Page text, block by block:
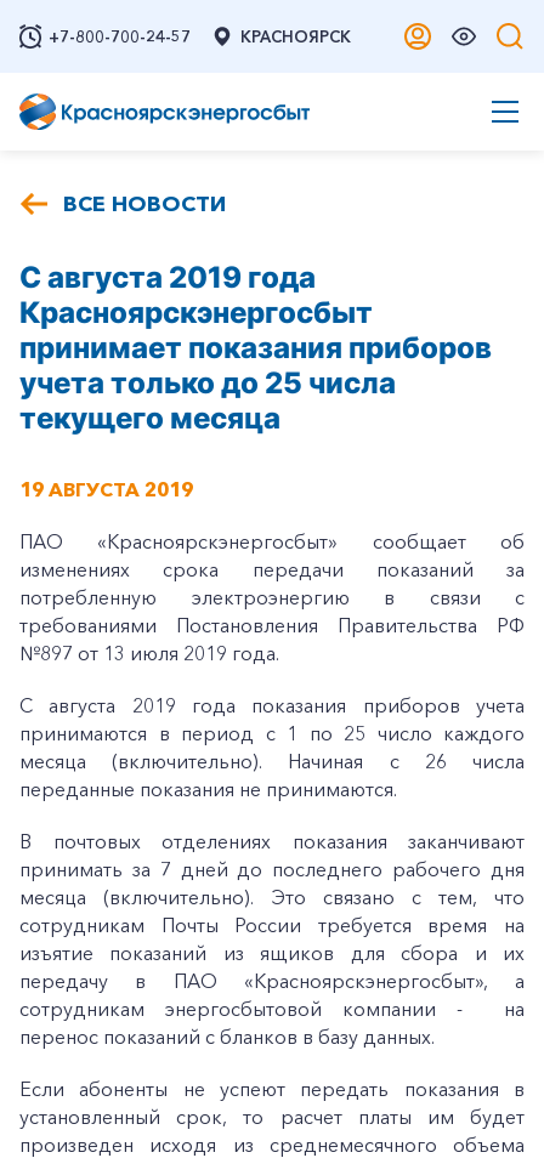
+7-800-700-24-57 КРАСНОЯРСК
ВСЕ НОВОСТИ
С августа 2019 года
Красноярскэнергосбыт
принимает показания приборов
учета только до 25 числа
текущего месяца
19 АВГУСТА 2019
ПАО «Красноярскэнергосбыт» сообщает об
изменениях срока передачи показаний за
потребленную электроэнергию в связи с
требованиями Постановления Правительства РФ
№897 от 13 июля 2019 года.
С августа 2019 года показания приборов учета
принимаются в период с 1 по 25 число каждого
месяца (включительно). Начиная с 26 числа
переданные показания не принимаются.
В почтовых отделениях показания заканчивают
принимать за 7 дней до последнего рабочего дня
месяца (включительно). Это связано с тем, что
сотрудникам Почты России требуется время на
изъятие показаний из ящиков для сбора и их
передачу в ПАО «Красноярскэнергосбыт», а
сотрудникам энергосбытовой компании - на
перенос показаний с бланков в базу данных.
Если абоненты не успеют передать показания в
установленный срок, то расчет платы им будет
произведен исходя из среднемесячного объема